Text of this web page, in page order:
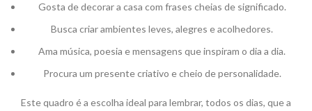
Gosta de decorar a casa com frases cheias de significado.
Busca criar ambientes leves, alegres e acolhedores.
Ama música, poesia e mensagens que inspiram o dia a dia.
Procura um presente criativo e cheio de personalidade.
Este quadro é a escolha ideal para lembrar, todos os dias, que a